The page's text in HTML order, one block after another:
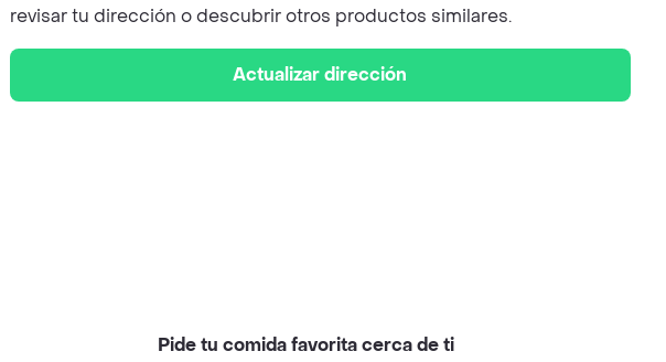
revisar tu dirección o descubrir otros productos similares.
Actualizar dirección
Pide tu comida favorita cerca de ti